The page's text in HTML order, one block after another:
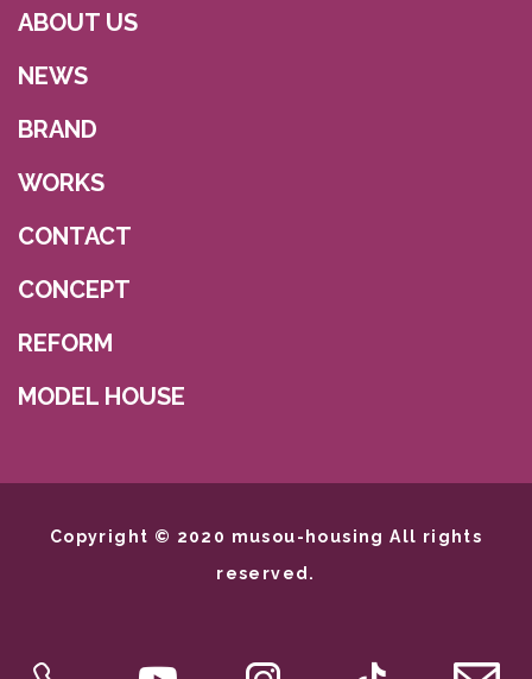
ABOUT US
NEWS
BRAND
WORKS
CONTACT
CONCEPT
REFORM
MODEL HOUSE
Copyright © 2020 musou-housing All rights
reserved.